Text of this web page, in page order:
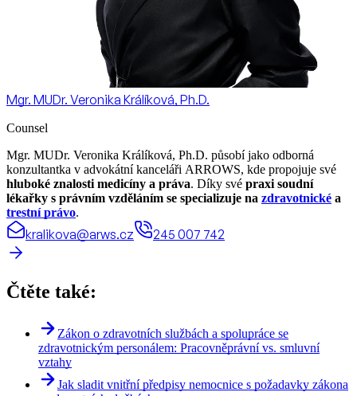
Mgr. MUDr. Veronika Králíková, Ph.D.
Counsel
Mgr. MUDr. Veronika Králíková, Ph.D. působí jako odborná
konzultantka v advokátní kanceláři ARROWS, kde propojuje své
hluboké znalosti medicíny a práva. Díky své praxi soudní
lékařky s právním vzděláním se specializuje na zdravotnické a
trestní právo.
kralikova@arws.cz 245 007 742
Čtěte také:
Zákon o zdravotních službách a spolupráce se
zdravotnickým personálem: Pracovněprávní vs. smluvní
vztahy
Jak sladit vnitřní předpisy nemocnice s požadavky zákona